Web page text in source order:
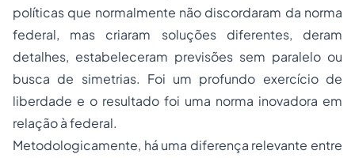
políticas que normalmente não discordaram da norma
federal, mas criaram soluções diferentes, deram
detalhes, estabeleceram previsões sem paralelo ou
busca de simetrias. Foi um profundo exercício de
liberdade e o resultado foi uma norma inovadora em
relação à federal.
Metodologicamente, há uma diferença relevante entre